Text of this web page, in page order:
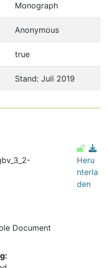
Monograph
Anonymous
true
Stand: Juli 2019
Document
Heru
nterla
den